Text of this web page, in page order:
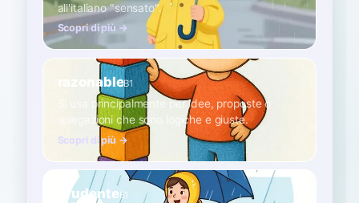
all'italiano "sensato".
Scopri di più →
razonableB1
Si usa principalmente per idee, proposte o
spiegazioni che sono logiche e giuste.
Scopri di più →
prudenteB1